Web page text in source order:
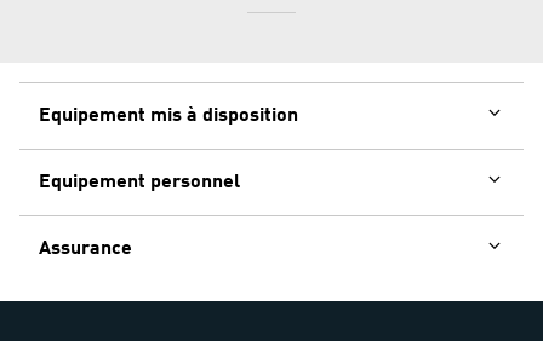
Equipement mis à disposition
Equipement personnel
Assurance